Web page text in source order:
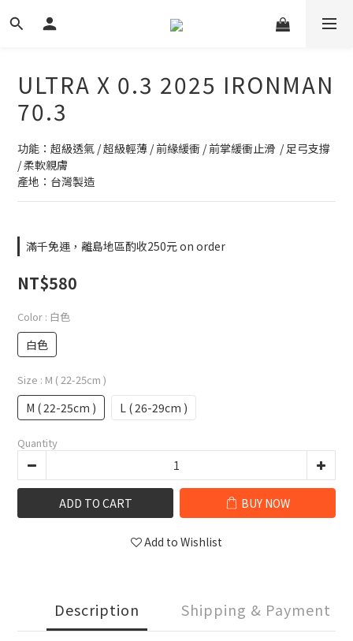
ULTRA X 0.3 2025 IRONMAN
70.3
功能：超級透氣 / 超級輕薄 / 前緣緩衝 / 前掌緩衝止滑  / 足弓支撐
/ 柔軟親膚
產地：台灣製造
滿千免運，離島地區酌收250元 on order
NT$580
Color : 白色
白色
Size : M ( 22-25cm )
M ( 22-25cm ) L ( 26-29cm )
Quantity
ADD TO CART BUY NOW
Add to Wishlist
Description Shipping & Payment